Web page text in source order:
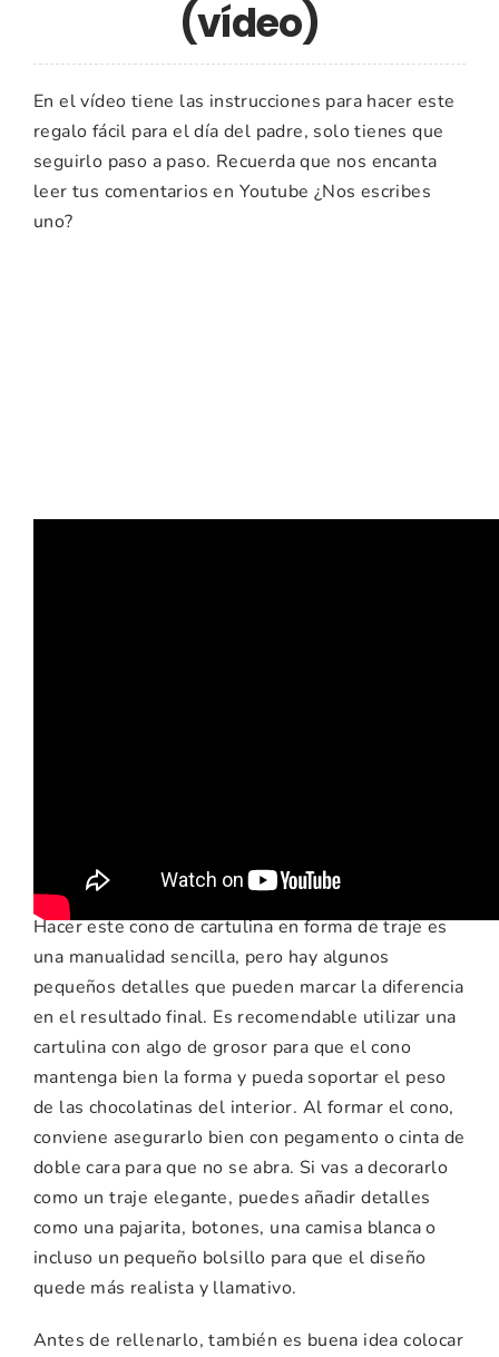
(vídeo)
En el vídeo tiene las instrucciones para hacer este
regalo fácil para el día del padre, solo tienes que
seguirlo paso a paso. Recuerda que nos encanta
leer tus comentarios en Youtube ¿Nos escribes
uno?
Haceresteconodecartulinaenformadetrajees
una manualidad sencilla, pero hay algunos
pequeños detallesque pueden marcar la diferencia
enel resultadofinal. Es recomendable utilizar una
cartulinacon algo de grosor para queelcono
mantenga bien la formay pueda soportarel peso
de las chocolatinasdel interior. Al formar el cono,
conviene asegurarlo biencon pegamento ocinta de
doblecara paraque no se abra. Sivas adecorarlo
como untraje elegante, puedes añadirdetalles
como una pajarita, botones, una camisa blancao
incluso un pequeño bolsillo paraque eldiseño
quede más realista y llamativo.
Antesde rellenarlo,también es buena ideacolocar